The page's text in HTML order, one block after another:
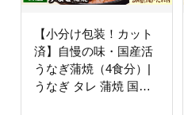
【小分け包装！カット
済】自慢の味・国産活
うなぎ蒲焼（4食分）|
うなぎ タレ 蒲焼 国産